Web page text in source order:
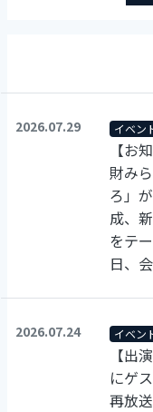
2026.07.29 イベン
【お
財み
ろ」
成、
をテ
日、
2026.07.24 イベン
【出
にゲ
再放送